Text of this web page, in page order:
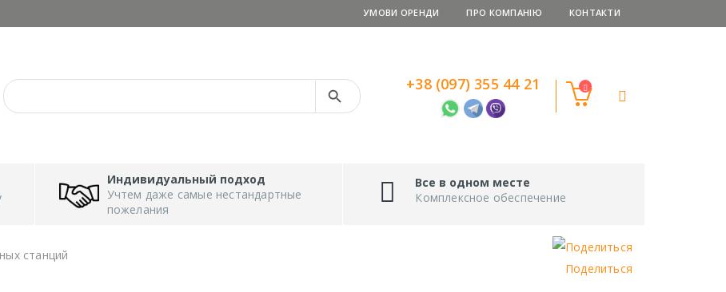
УМОВИ ОРЕНДИ ПРО КОМПАНІЮ КОНТАКТИ
Search Button +38 (097) 355 44 21
Индивидуальный подход
Учтем даже самые нестандартные
пожелания
Все в одном месте
Комплексное обеспечение
станций
Поделиться